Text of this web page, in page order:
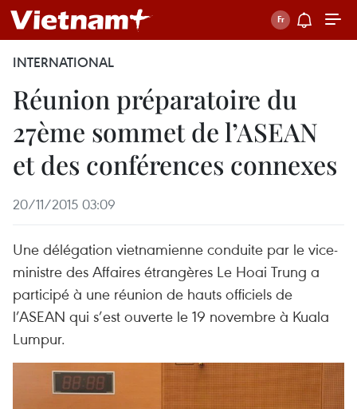
INTERNATIONAL
Réunion préparatoire du
27ème sommet de l’ASEAN
et des conférences connexes
20/11/2015 03:09
Une délégation vietnamienne conduite par le vice-
ministre des Affaires étrangères Le Hoai Trung a
participé à une réunion de hauts officiels de
l’ASEAN qui s’est ouverte le 19 novembre à Kuala
Lumpur.